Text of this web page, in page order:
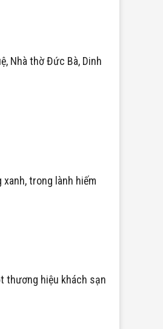
Nhà thờ Đức Bà, Dinh
trong lành hiếm
thương hiệu khách sạn